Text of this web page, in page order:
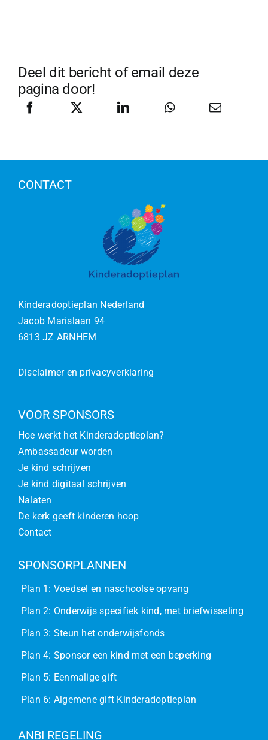
Deel dit bericht of email deze
pagina door!
CONTACT
Kinderadoptieplan Nederland
Jacob Marislaan 94
6813 JZ ARNHEM
Disclaimer en privacyverklaring
VOOR SPONSORS
Hoe werkt het Kinderadoptieplan?
Ambassadeur worden
Je kind schrijven
Je kind digitaal schrijven
Nalaten
De kerk geeft kinderen hoop
Contact
SPONSORPLANNEN
Plan 1: Voedsel en naschoolse opvang
Plan 2: Onderwijs specifiek kind, met briefwisseling
Plan 3: Steun het onderwijsfonds
Plan 4: Sponsor een kind met een beperking
Plan 5: Eenmalige gift
Plan 6: Algemene gift Kinderadoptieplan
ANBI REGELING